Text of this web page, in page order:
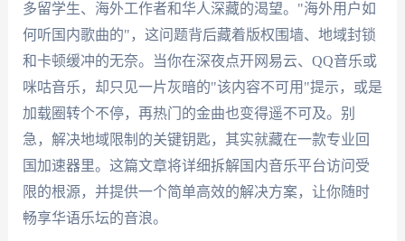
多留学生、海外工作者和华人深藏的渴望。"海外用户如
何听国内歌曲的"，这问题背后藏着版权围墙、地域封锁
和卡顿缓冲的无奈。当你在深夜点开网易云、QQ音乐或
咪咕音乐，却只见一片灰暗的"该内容不可用"提示，或是
加载圈转个不停，再热门的金曲也变得遥不可及。别
急，解决地域限制的关键钥匙，其实就藏在一款专业回
国加速器里。这篇文章将详细拆解国内音乐平台访问受
限的根源，并提供一个简单高效的解决方案，让你随时
畅享华语乐坛的音浪。